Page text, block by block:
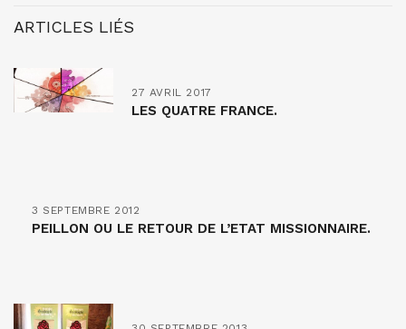
ARTICLES LIÉS
27 AVRIL 2017
LES QUATRE FRANCE.
3 SEPTEMBRE 2012
PEILLON OU LE RETOUR DE L’ETAT MISSIONNAIRE.